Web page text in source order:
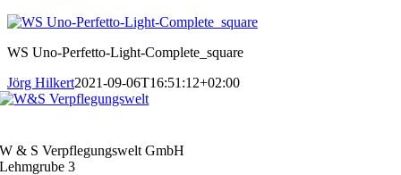
WS Uno-Perfetto-Light-Complete_square
Jörg Hilkert2021-09-06T16:51:12+02:00
W & S Verpflegungswelt GmbH
Lehmgrube 3